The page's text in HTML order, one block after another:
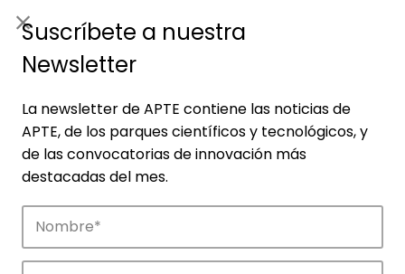
Empresas
Suscríbete a nuestra
Newsletter
La newsletter de APTE contiene las noticias de
APTE, de los parques científicos y tecnológicos, y
de las convocatorias de innovación más
destacadas del mes.